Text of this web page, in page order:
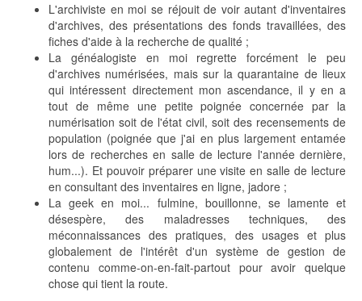
L'archiviste en moi se réjouit de voir autant d'inventaires
d'archives, des présentations des fonds travaillées, des
fiches d'aide à la recherche de qualité ;
La généalogiste en moi regrette forcément le peu
d'archives numérisées, mais sur la quarantaine de lieux
qui intéressent directement mon ascendance, il y en a
tout de même une petite poignée concernée par la
numérisation soit de l'état civil, soit des recensements de
population (poignée que j'ai en plus largement entamée
lors de recherches en salle de lecture l'année dernière,
hum...). Et pouvoir préparer une visite en salle de lecture
en consultant des inventaires en ligne, jadore ;
La geek en moi... fulmine, bouillonne, se lamente et
désespère, des maladresses techniques, des
méconnaissances des pratiques, des usages et plus
globalement de l'intérêt d'un système de gestion de
contenu comme-on-en-fait-partout pour avoir quelque
chose qui tient la route.